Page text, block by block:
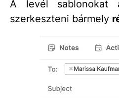
A levél sablonokat
szerkeszteni bármely